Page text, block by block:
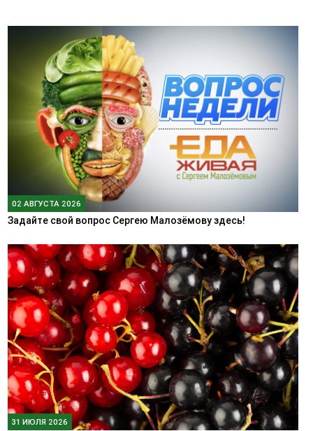
02 АВГУСТА 2026
Задайте свой вопрос Сергею Малозёмову здесь!
31 ИЮЛЯ 2026